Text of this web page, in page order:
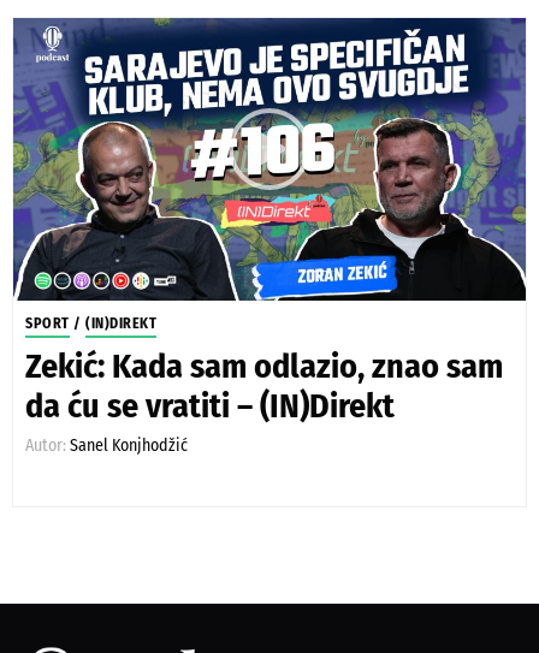
SPORT / (IN)DIREKT
Zekić: Kada sam odlazio, znao sam
da ću se vratiti – (IN)Direkt
Autor: Sanel Konjhodžić